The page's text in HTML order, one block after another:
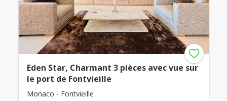
Eden Star, Charmant 3 pièces avec vue sur
le port de Fontvieille
Monaco - Fontvieille